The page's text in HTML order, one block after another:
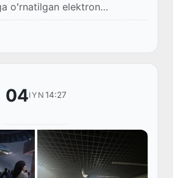
oʻrnatilgan elektron
(panduslar)
ulardan foydalanishda
04IYN 14:27